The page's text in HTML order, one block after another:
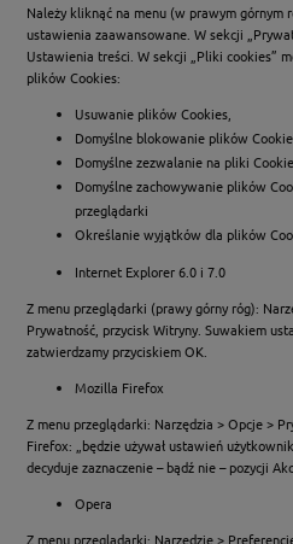
Należy kliknąć na menu (w prawym górnym
ustawienia zaawansowane. W sekcji
Ustawienia treści. W sekcji „Pliki cookies”
plików Cookies:
Usuwanie plików Cookies,
Domyślne blokowanie plików
Domyślne zezwalanie na pliki
Domyślne zachowywanie plików
przeglądarki
Określanie wyjątków dla plików
Internet Explorer 6.0 i 7.0
Z menu przeglądarki (prawy górny róg):
Prywatność, przycisk Witryny. Suwakiem
zatwierdzamy przyciskiem OK.
Mozilla Firefox
Z menu przeglądarki: Narzędzia > Opcje >
Firefox: „będzie używał ustawień
decyduje zaznaczenie – bądź nie – pozycji
Opera
Z menu przeglądarki: Narzędzie >